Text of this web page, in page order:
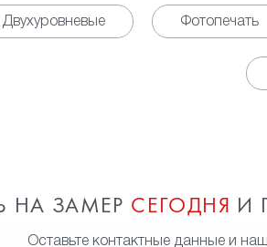
Двухуровневые Фотопечать
НА ЗАМЕР СЕГОДНЯ И
Оставьте контактные данные и